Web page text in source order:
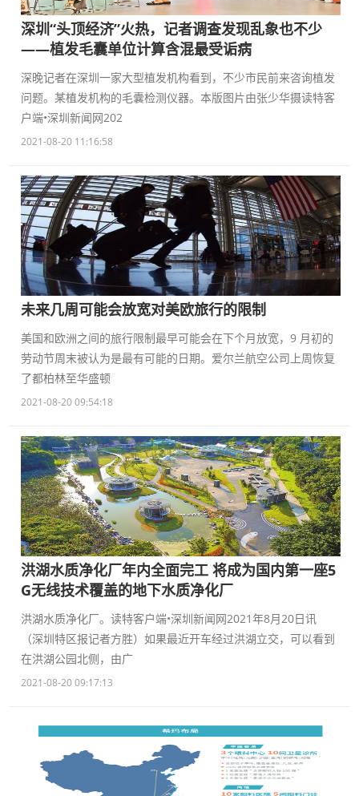
深圳“头顶经济”火热，记者调查发现乱象也不少
——植发毛囊单位计算含混最受诟病
深晚记者在深圳一家大型植发机构看到，不少市民前来咨询植发
问题。某植发机构的毛囊检测仪器。本版图片由张少华摄读特客
户端•深圳新闻网202
2021-08-20 11:16:58
未来几周可能会放宽对美欧旅行的限制
美国和欧洲之间的旅行限制最早可能会在下个月放宽，9 月初的
劳动节周末被认为是最有可能的日期。爱尔兰航空公司上周恢复
了都柏林至华盛顿
2021-08-20 09:54:18
洪湖水质净化厂年内全面完工 将成为国内第一座5
G无线技术覆盖的地下水质净化厂
洪湖水质净化厂。读特客户端•深圳新闻网2021年8月20日讯
（深圳特区报记者方胜）如果最近开车经过洪湖立交，可以看到
在洪湖公园北侧，由广
2021-08-20 09:17:13